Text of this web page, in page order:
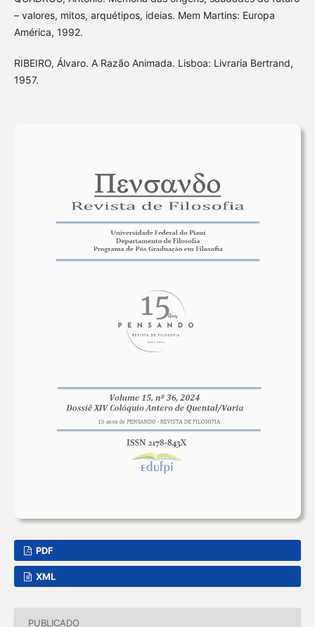
– valores, mitos, arquétipos, ideias. Mem Martins: Europa
América, 1992.
RIBEIRO, Álvaro. A Razão Animada. Lisboa: Livraria Bertrand,
1957.
PDF
XML
PUBLICADO